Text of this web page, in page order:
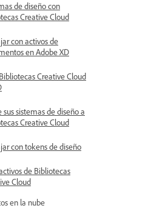
de diseño con
Creative Cloud
con activos de
en Adobe XD
Creative Cloud
sus sistemas de diseño a
Creative Cloud
con tokens de diseño
de Bibliotecas
Cloud
en la nube